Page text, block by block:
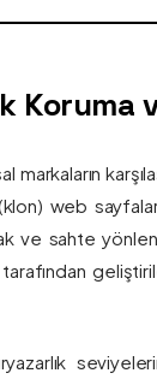
Koruma
markaların
web sayfaları
ve sahte